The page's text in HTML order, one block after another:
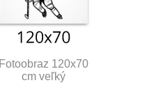
Fotoobraz 120x70
cm veľký